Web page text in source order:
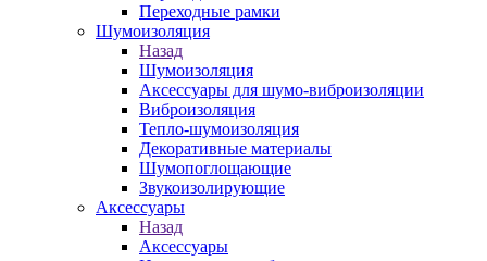
Переходные рамки
Шумоизоляция
Назад
Шумоизоляция
Аксессуары для шумо-виброизоляции
Виброизоляция
Тепло-шумоизоляция
Декоративные материалы
Шумопоглощающие
Звукоизолирующие
Аксессуары
Назад
Аксессуары